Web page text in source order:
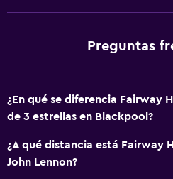
Preguntas
¿En qué se diferencia Fairway
de 3 estrellas en Blackpool?
¿A qué distancia está Fairway
John Lennon?